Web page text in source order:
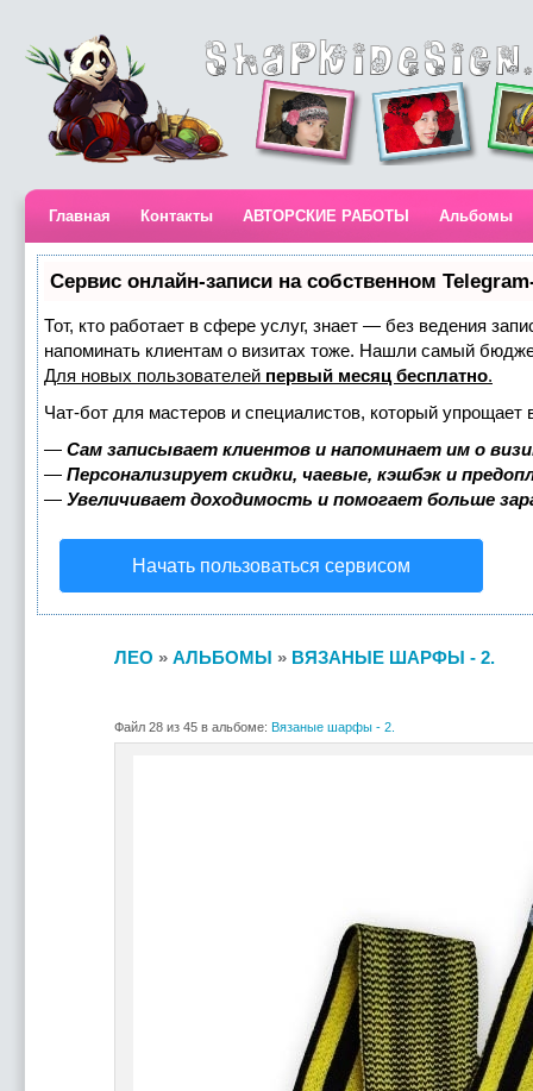
Главная Контакты АВТОРСКИЕ РАБОТЫ Альбомы
Сервис онлайн-записи на собственном
Тот, кто работает в сфере услуг, знает — без ведения
напоминать клиентам о визитах тоже. Нашли самый
Для новых пользователей первый месяц бесплатно.
Чат-бот для мастеров и специалистов, который упрощает
— Сам записывает клиентов и напоминает им о
— Персонализирует скидки, чаевые, кэшбэк и
— Увеличивает доходимость и помогает больше
Начать пользоваться сервисом
ЛЕО » АЛЬБОМЫ » ВЯЗАНЫЕ ШАРФЫ - 2.
Файл 28 из 45 в альбоме: Вязаные шарфы - 2.